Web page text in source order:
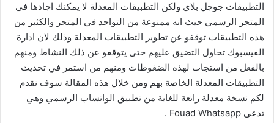
التطبيقات جوجل بلاي ولكن التطبيقات المعدلة لا يمكنك اجادها في
المتجر الرسمي حيث انه ممنوعة من التواجد في المتجر والكثير من
هذه التطبيقات توقفو عن تطوير التطبيقات المعدلة وذلك لان ادارة
الفيسبوك تحاول التضيق عليهم حتى يتوقفو عن ذلك النشاط ومنهم
بالفعل من استجاب لهذه الضغوطات ومنهم من استمر في تحديث
التطبيقات المعدلة الخاصة بهم ومن خلال هذه المقالة سوف نقدم
لكم نسخة معدلة رائعة للغاية من تطبيق الواتساب الرسمي وهي
تدعى Fouad Whatsapp .